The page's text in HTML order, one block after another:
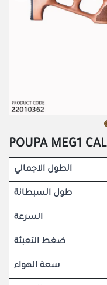
POUPA MEG1
الطول الاجمالي
طول السبطانة
السرعة
ضغط التعبئة
سعة الهواء